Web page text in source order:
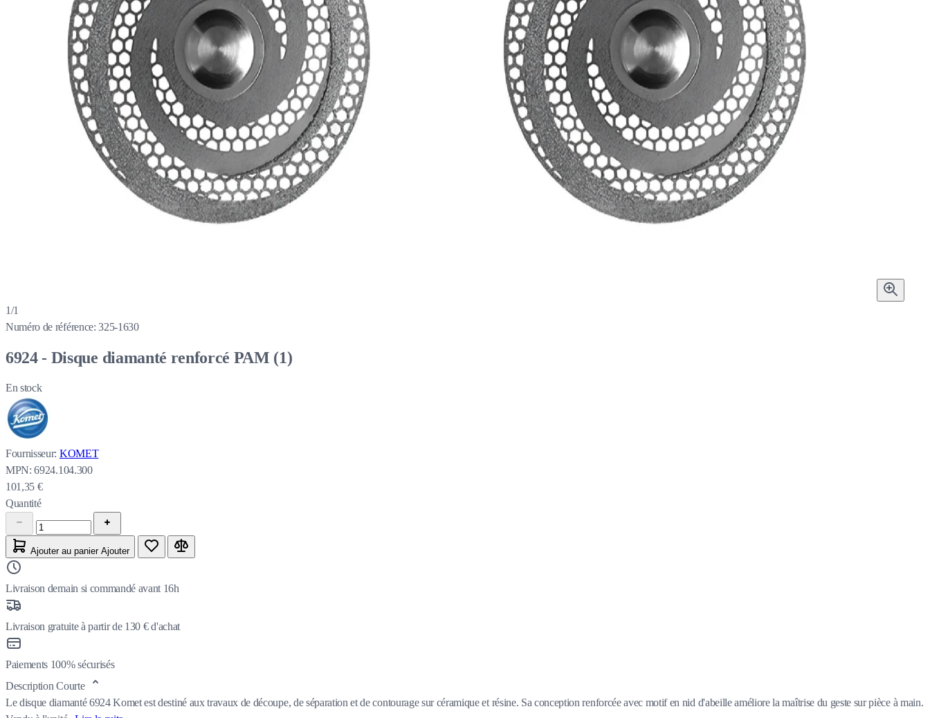
1/1
Numéro de référence: 325-1630
6924 - Disque diamanté renforcé PAM (1)
En stock
Fournisseur: KOMET
MPN: 6924.104.300
101,35 €
Quantité
Ajouter au panier Ajouter
Livraison demain si commandé avant 16h
Livraison gratuite à partir de 130 € d'achat
Paiements 100% sécurisés
Description Courte
Le disque diamanté 6924 Komet est destiné aux travaux de découpe, de séparation et de contourage sur céramique et résine. Sa conception renforcée avec motif en nid d'abeille améliore la maîtrise du geste sur pièce à main.